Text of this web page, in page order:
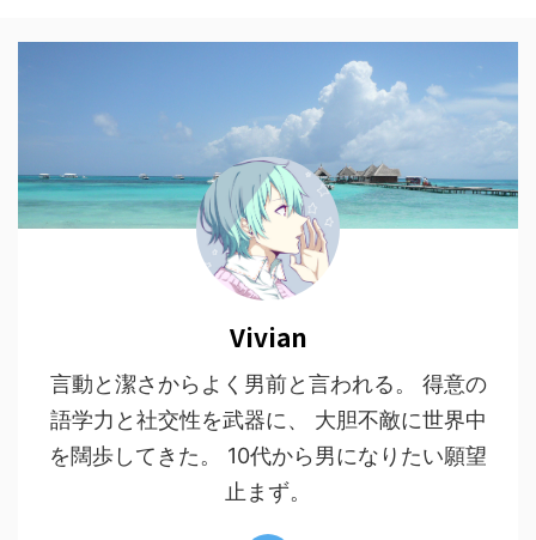
Vivian
言動と潔さからよく男前と言われる。 得意の
語学力と社交性を武器に、 大胆不敵に世界中
を闊歩してきた。 10代から男になりたい願望
止まず。